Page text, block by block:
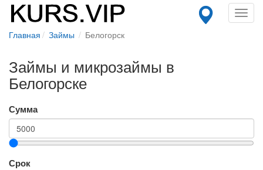
Главная Займы Белогорск
Займы и микрозаймы в
Белогорске
Сумма
Срок